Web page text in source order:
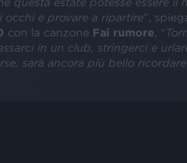
occhi e provare a ripartire”,
con la canzone Fai rumore , “
in un club, stringerci e
sarà ancora più bello